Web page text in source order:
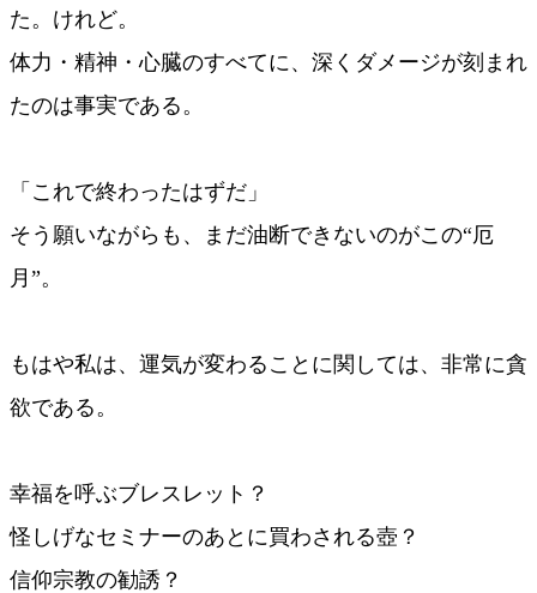
た。けれど。
体力・精神・心臓のすべてに、深くダメージが刻まれ
たのは事実である。
「これで終わったはずだ」
そう願いながらも、まだ油断できないのがこの“厄
月”。
もはや私は、運気が変わることに関しては、非常に貪
欲である。
幸福を呼ぶブレスレット？
怪しげなセミナーのあとに買わされる壺？
信仰宗教の勧誘？